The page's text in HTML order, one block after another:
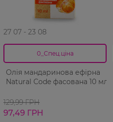
27 07 - 23 08
0_Спец.ціна
Олія мандаринова ефірна
Natural Code фасована 10 мл
129,99 ГРН
97,49 ГРН